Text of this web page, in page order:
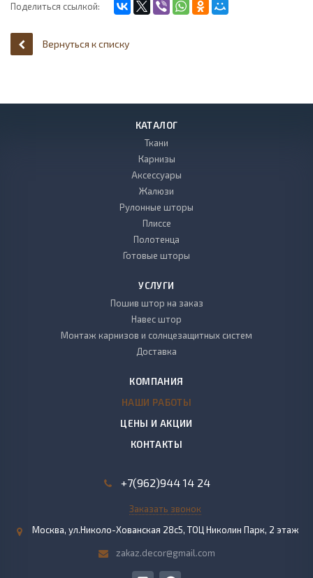
Поделиться ссылкой:
Вернуться к списку
КАТАЛОГ
Ткани
Карнизы
Аксессуары
Жалюзи
Рулонные шторы
Плиссе
Полотенца
Готовые шторы
УСЛУГИ
Пошив штор на заказ
Навес штор
Монтаж карнизов и солнцезащитных систем
Доставка
КОМПАНИЯ
НАШИ РАБОТЫ
ЦЕНЫ И АКЦИИ
КОНТАКТЫ
+7(962)944 14 24
Заказать звонок
Москва, ул.Николо-Хованская 28с5, ТОЦ Николин Парк, 2 этаж
zakaz.decor@gmail.com